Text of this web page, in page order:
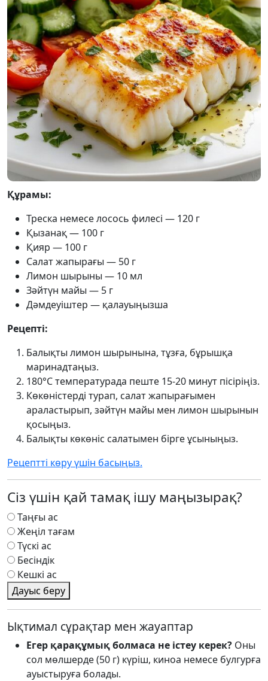
Құрамы:
Треска немесе лосось филесі — 120 г
Қызанақ — 100 г
Қияр — 100 г
Салат жапырағы — 50 г
Лимон шырыны — 10 мл
Зәйтүн майы — 5 г
Дәмдеуіштер — қалауыңызша
Рецепті:
Балықты лимон шырынына, тұзға, бұрышқа
маринадтаңыз.
180°C температурада пеште 15-20 минут пісіріңіз.
Көкөністерді турап, салат жапырағымен
араластырып, зәйтүн майы мен лимон шырынын
қосыңыз.
Балықты көкөніс салатымен бірге ұсыныңыз.
Рецептті көру үшін басыңыз.
Сіз үшін қай тамақ ішу маңызырақ?
Таңғы ас
Жеңіл тағам
Түскі ас
Бесіндік
Кешкі ас
Дауыс беру
Ықтимал сұрақтар мен жауаптар
Егер қарақұмық болмаса не істеу керек? Оны
сол мөлшерде (50 г) күріш, киноа немесе булгурға
ауыстыруға болады.